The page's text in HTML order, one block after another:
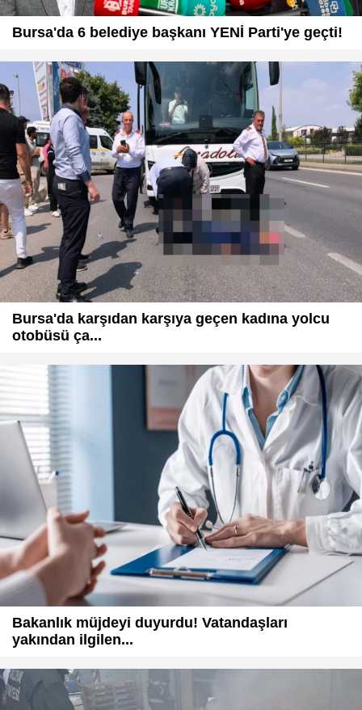
Bursa'da 6 belediye başkanı YENİ Parti'ye geçti!
Bursa'da karşıdan karşıya geçen kadına yolcu
otobüsü ça...
Bakanlık müjdeyi duyurdu! Vatandaşları
yakından ilgilen...